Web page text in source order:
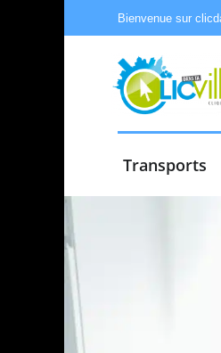
Bienvenue sur
Transports